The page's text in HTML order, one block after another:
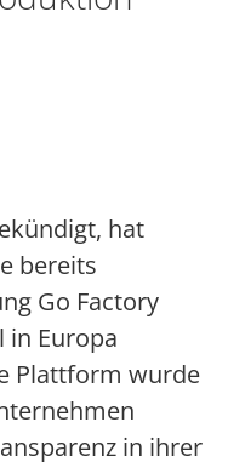
hat
bereits
Go Factory
in Europa
Plattform wurde
in ihrer